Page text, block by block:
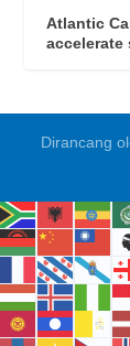
Atlantic
Dirancang